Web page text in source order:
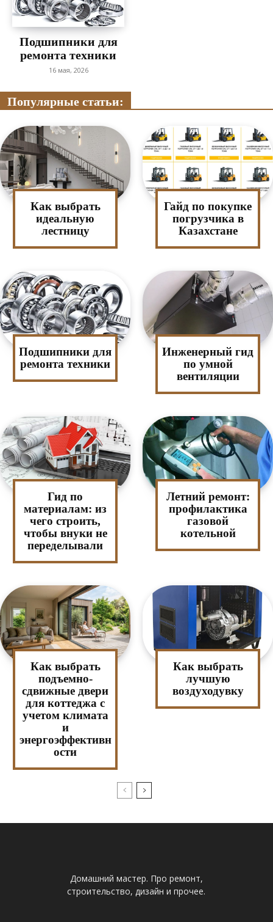
Подшипники для
ремонта техники
16 мая, 2026
Популярные статьи:
Как выбрать
идеальную
лестницу
Гайд по покупке
погрузчика в
Казахстане
Подшипники для
ремонта техники
Инженерный гид
по умной
вентиляции
Гид по
материалам: из
чего строить,
чтобы внуки не
переделывали
Летний ремонт:
профилактика
газовой
котельной
Как выбрать
подъемно-
сдвижные двери
для коттеджа с
учетом климата
и
энергоэффективн
ости
Как выбрать
лучшую
воздуходувку
Домашний мастер. Про ремонт,
строительство, дизайн и прочее.